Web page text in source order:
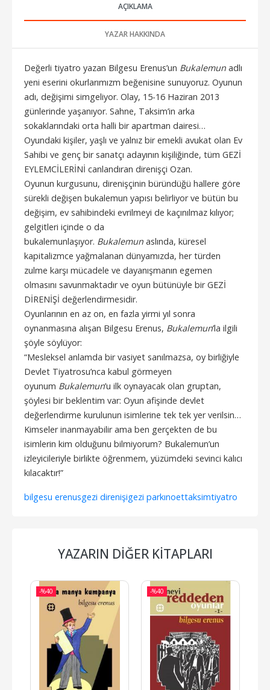
AÇIKLAMA
YAZAR HAKKINDA
Değerli tiyatro yazan Bilgesu Erenus’un Bukalemun adlı
yeni eserini okurlarımızm beğenisine sunuyoruz. Oyunun
adı, değişimi simgeliyor. Olay, 15-16 Haziran 2013
günlerinde yaşanıyor. Sahne, Taksim’in arka
sokaklarındaki orta halli bir apartman dairesi…
Oyundaki kişiler, yaşlı ve yalnız bir emekli avukat olan Ev
Sahibi ve genç bir sanatçı adayının kişiliğinde, tüm GEZİ
EYLEMCİLERİNİ canlandıran direnişçi Ozan.
Oyunun kurgusunu, direnişçinin büründüğü hallere göre
sürekli değişen bukalemun yapısı belirliyor ve bütün bu
değişim, ev sahibindeki evrilmeyi de kaçınılmaz kılıyor;
gelgitleri içinde o da
bukalemunlaşıyor. Bukalemun aslında, küresel
kapitalizmce yağmalanan dünyamızda, her türden
zulme karşı mücadele ve dayanışmanın egemen
olmasını savunmaktadır ve oyun bütünüyle bir GEZİ
DİRENİŞİ değerlendirmesidir.
Oyunlarının en az on, en fazla yirmi yıl sonra
oynanmasına alışan Bilgesu Erenus, Bukalemun’la ilgili
şöyle söylüyor:
“Mesleksel anlamda bir vasiyet sanılmazsa, oy birliğiyle
Devlet Tiyatrosu’nca kabul görmeyen
oyunum Bukalemun’u ilk oynayacak olan gruptan,
şöylesi bir beklentim var: Oyun afişinde devlet
değerlendirme kurulunun isimlerine tek tek yer verilsin…
Kimseler inanmayabilir ama ben gerçekten de bu
isimlerin kim olduğunu bilmiyorum? Bukalemun’un
izleyicileriyle birlikte öğrenmem, yüzümdeki sevinci kalıcı
kılacaktır!”
bilgesu erenusgezi direnişigezi parkınoettaksimtiyatro
YAZARIN DIĞER KITAPLARI
-%40 -%40